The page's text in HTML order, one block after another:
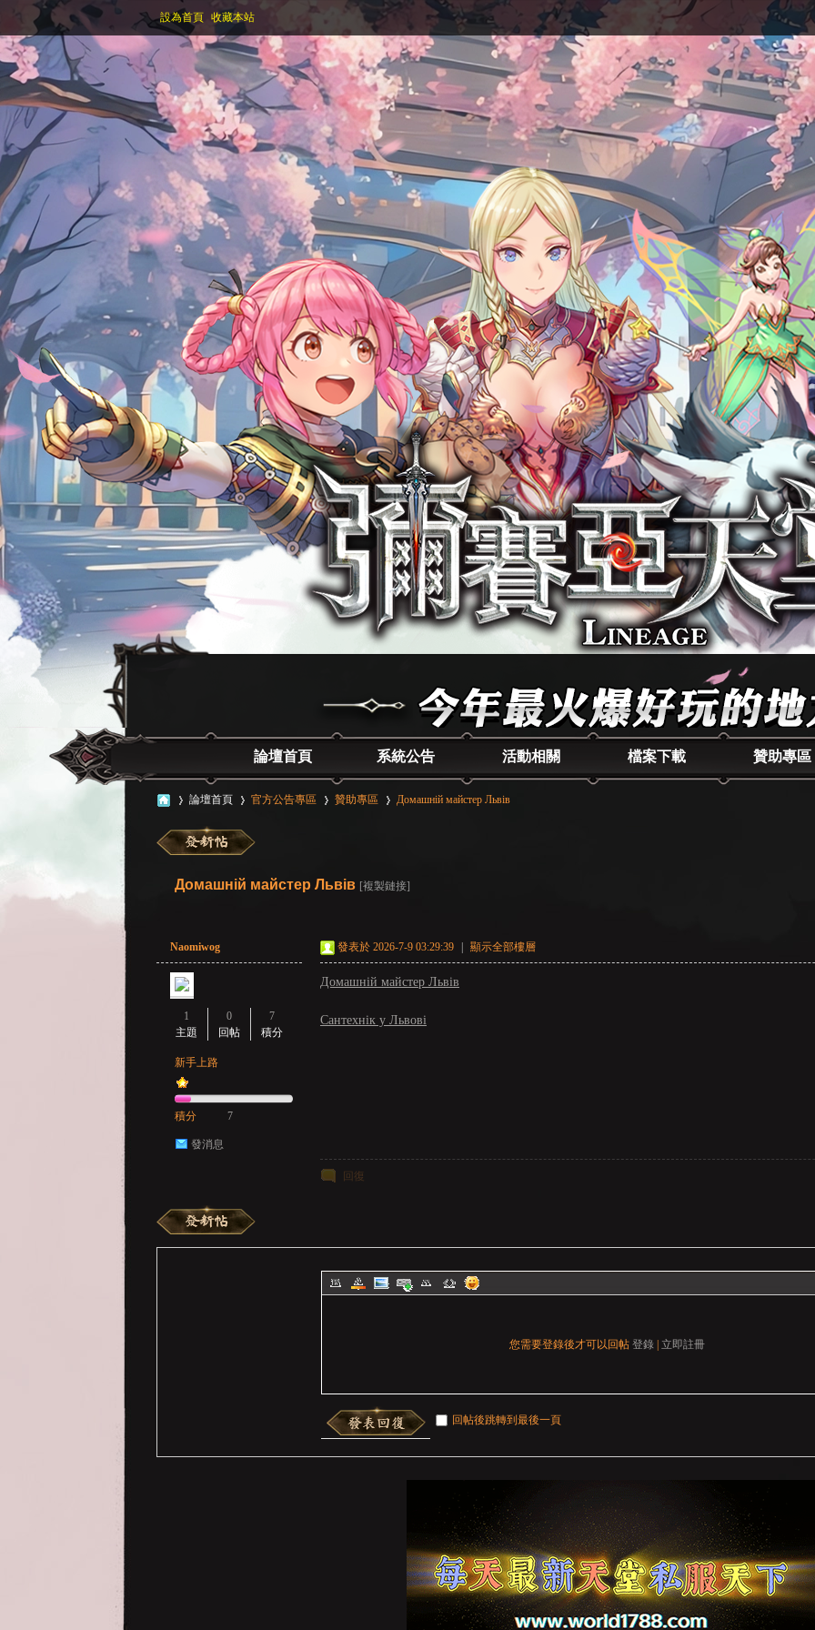
設為首頁 收藏本站
論壇首頁 系統公告 活動相關 檔案下載 贊助專區
論壇首頁
›
官方公告專區
›
贊助專區 Домашній майстер Львів
Домашній майстер Львів [複製鏈接]
Naomiwog
1
主題
0
回帖
7
積分
新手上路
積分 7
發消息
發表於 2026-7-9 03:29:39 顯示全部樓層
Домашній майстер Львів
Сантехнік у Львові
回復
您需要登錄後才可以回帖 登錄| 立即註冊
回帖後跳轉到最後一頁